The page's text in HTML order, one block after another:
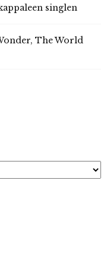
singlen
The World